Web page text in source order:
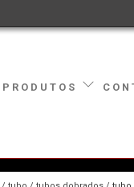
PRODUTOS